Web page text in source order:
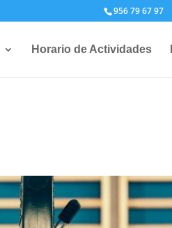
956 79 67 97
Horario de Actividades